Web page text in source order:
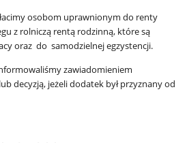
osobom uprawnionym do renty
z rolniczą rentą rodzinną, które są
oraz do samodzielnej egzystencji.
zawiadomieniem
decyzją, jeżeli dodatek był przyznany od